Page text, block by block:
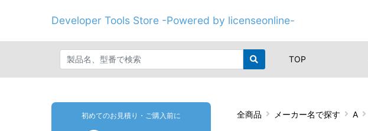
Developer Tools Store -Powered by licenseonline-
TOP
全商品 メーカー名で探す A
初めてのお見積り・ご購入前に